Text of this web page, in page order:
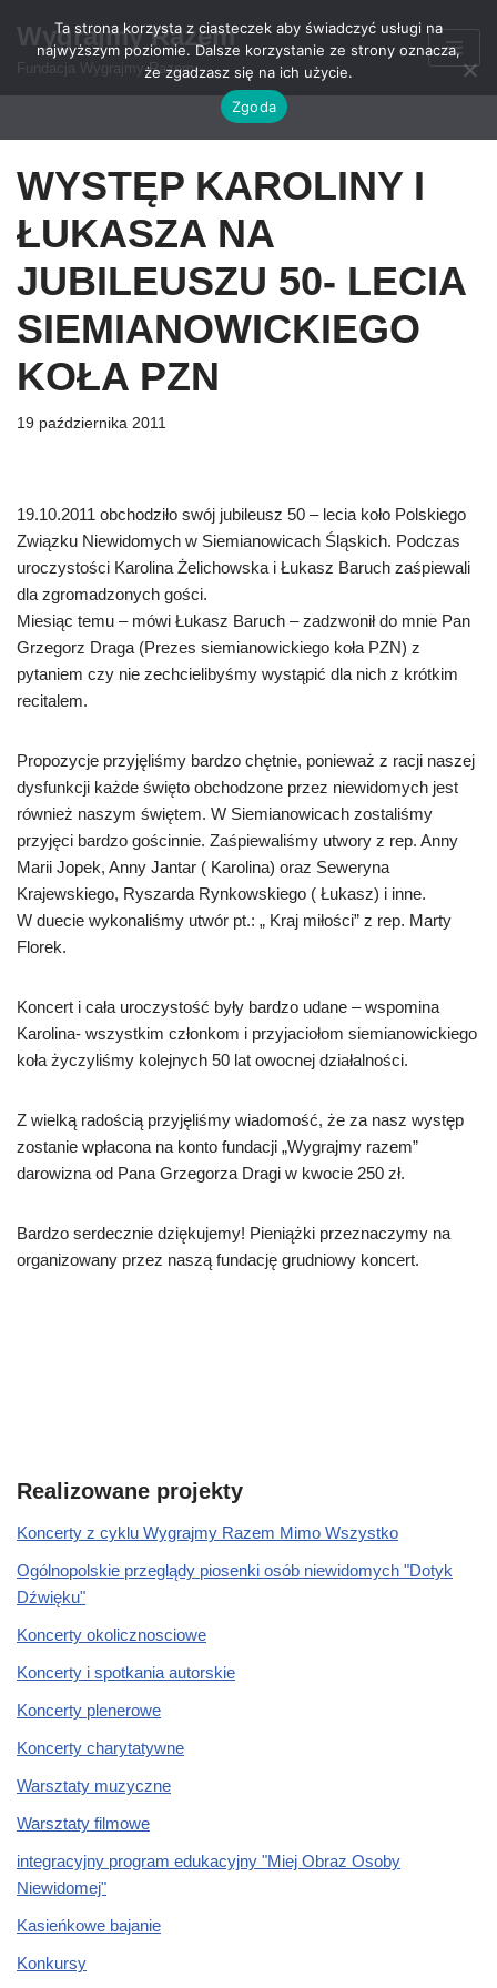
Przejdź
Wygrajmy Razem
Fundacja Wygrajmy Razem
WYSTĘP KAROLINY I
ŁUKASZA NA
JUBILEUSZU 50- LECIA
SIEMIANOWICKIEGO
KOŁA PZN
19 października 2011
19.10.2011 obchodziło swój jubileusz 50 – lecia koło Polskiego
Związku Niewidomych w Siemianowicach Śląskich. Podczas
uroczystości Karolina Żelichowska i Łukasz Baruch zaśpiewali
dla zgromadzonych gości.
Miesiąc temu – mówi Łukasz Baruch – zadzwonił do mnie Pan
Grzegorz Draga (Prezes siemianowickiego koła PZN) z
pytaniem czy nie zechcielibyśmy wystąpić dla nich z krótkim
recitalem.
Propozycje przyjęliśmy bardzo chętnie, ponieważ z racji naszej
dysfunkcji każde święto obchodzone przez niewidomych jest
również naszym świętem. W Siemianowicach zostaliśmy
przyjęci bardzo gościnnie. Zaśpiewaliśmy utwory z rep. Anny
Marii Jopek, Anny Jantar ( Karolina) oraz Seweryna
Krajewskiego, Ryszarda Rynkowskiego ( Łukasz) i inne.
W duecie wykonaliśmy utwór pt.: „ Kraj miłości” z rep. Marty
Florek.
Koncert i cała uroczystość były bardzo udane – wspomina
Karolina- wszystkim członkom i przyjaciołom siemianowickiego
koła życzyliśmy kolejnych 50 lat owocnej działalności.
Z wielką radością przyjęliśmy wiadomość, że za nasz występ
zostanie wpłacona na konto fundacji „Wygrajmy razem”
darowizna od Pana Grzegorza Dragi w kwocie 250 zł.
Bardzo serdecznie dziękujemy! Pieniążki przeznaczymy na
organizowany przez naszą fundację grudniowy koncert.
Realizowane projekty
Koncerty z cyklu Wygrajmy Razem Mimo Wszystko
Ogólnopolskie przeglądy piosenki osób niewidomych "Dotyk
Dźwięku"
Koncerty okolicznosciowe
Koncerty i spotkania autorskie
Koncerty plenerowe
Koncerty charytatywne
Warsztaty muzyczne
Warsztaty filmowe
integracyjny program edukacyjny "Miej Obraz Osoby
Niewidomej"
Kasieńkowe bajanie
Konkursy
Ta strona korzysta z ciasteczek aby świadczyć usługi na
najwyższym poziomie. Dalsze korzystanie ze strony oznacza,
że zgadzasz się na ich użycie.
Zgoda